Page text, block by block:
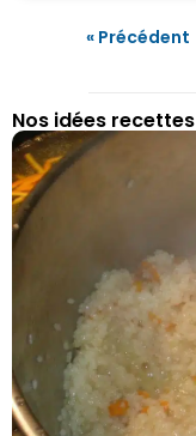
« Précédent
Nos idées recettes